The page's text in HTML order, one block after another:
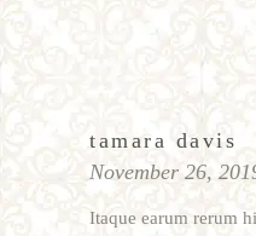
tamara davis
November 26,
Itaque earum rerum